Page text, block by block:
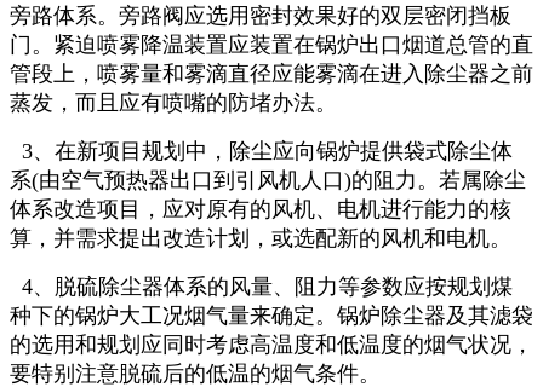
旁路体系。旁路阀应选用密封效果好的双层密闭挡板
门。紧迫喷雾降温装置应装置在锅炉出口烟道总管的直
管段上，喷雾量和雾滴直径应能雾滴在进入除尘器之前
蒸发，而且应有喷嘴的防堵办法。
3、在新项目规划中，除尘应向锅炉提供袋式除尘体
系(由空气预热器出口到引风机人口)的阻力。若属除尘
体系改造项目，应对原有的风机、电机进行能力的核
算，并需求提出改造计划，或选配新的风机和电机。
4、脱硫除尘器体系的风量、阻力等参数应按规划煤
种下的锅炉大工况烟气量来确定。锅炉除尘器及其滤袋
的选用和规划应同时考虑高温度和低温度的烟气状况，
要特别注意脱硫后的低温的烟气条件。